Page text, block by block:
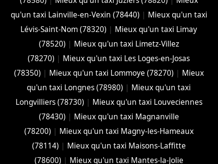
qu'un taxi Lainville-en-Vexin (78440) | Mieux qu'un taxi
Lévis-Saint-Nom (78320) | Mieux qu'un taxi Limay
(78520) | Mieux qu'un taxi Limetz-Villez
(78270) | Mieux qu'un taxi Les Loges-en-Josas
(78350) | Mieux qu'un taxi Lommoye (78270) | Mieux
qu'un taxi Longnes (78980) | Mieux qu'un taxi
Longvilliers (78730) | Mieux qu'un taxi Louveciennes
(78430) | Mieux qu'un taxi Magnanville
(78200) | Mieux qu'un taxi Magny-les-Hameaux
(78114) | Mieux qu'un taxi Maisons-Laffitte
(78600) | Mieux qu'un taxi Mantes-la-Jolie